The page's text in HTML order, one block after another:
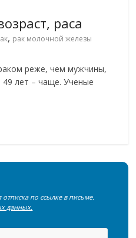
раса
, рак молочной железы
реже, чем мужчины,
49 лет – чаще. Ученые
отписка по ссылке в письме.
данных.